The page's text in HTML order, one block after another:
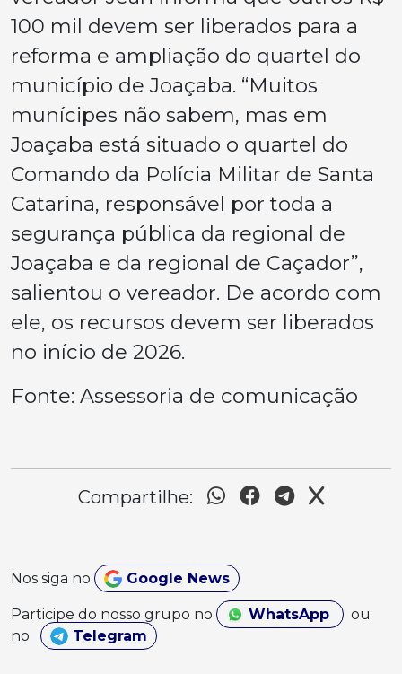
100 mil devem ser liberados para a
reforma e ampliação do quartel do
município de Joaçaba. “Muitos
munícipes não sabem, mas em
Joaçaba está situado o quartel do
Comando da Polícia Militar de Santa
Catarina, responsável por toda a
segurança pública da regional de
Joaçaba e da regional de Caçador”,
salientou o vereador. De acordo com
ele, os recursos devem ser liberados
no início de 2026.
Fonte: Assessoria de comunicação
Compartilhe:
Nos siga no Google News
Participe do nosso grupo no WhatsApp
ou
no
Telegram